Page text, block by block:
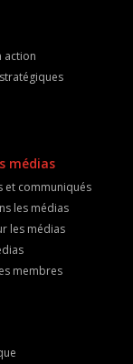
action
médias
et communiqués
les médias
les médias
membres